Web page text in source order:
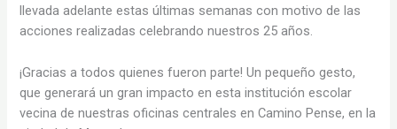
llevada adelante estas últimas semanas con motivo de las
acciones realizadas celebrando nuestros 25 años.
¡Gracias a todos quienes fueron parte! Un pequeño gesto,
que generará un gran impacto en esta institución escolar
vecina de nuestras oficinas centrales en Camino Pense, en la